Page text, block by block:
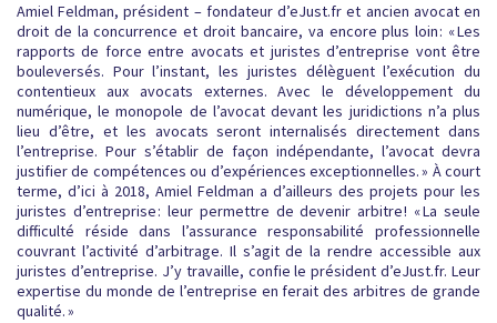
Amiel Feldman, président – fondateur d’eJust.fr et ancien avocat en
droit de la concurrence et droit bancaire, va encore plus loin : « Les
rapports de force entre avocats et juristes d’entreprise vont être
bouleversés. Pour l’instant, les juristes délèguent l’exécution du
contentieux aux avocats externes. Avec le développement du
numérique, le monopole de l’avocat devant les juridictions n’a plus
lieu d’être, et les avocats seront internalisés directement dans
l’entreprise. Pour s’établir de façon indépendante, l’avocat devra
justifier de compétences ou d’expériences exceptionnelles. » À court
terme, d’ici à 2018, Amiel Feldman a d’ailleurs des projets pour les
juristes d’entreprise : leur permettre de devenir arbitre ! « La seule
difficulté réside dans l’assurance responsabilité professionnelle
couvrant l’activité d’arbitrage. Il s’agit de la rendre accessible aux
juristes d’entreprise. J’y travaille, confie le président d’eJust.fr. Leur
expertise du monde de l’entreprise en ferait des arbitres de grande
qualité. »